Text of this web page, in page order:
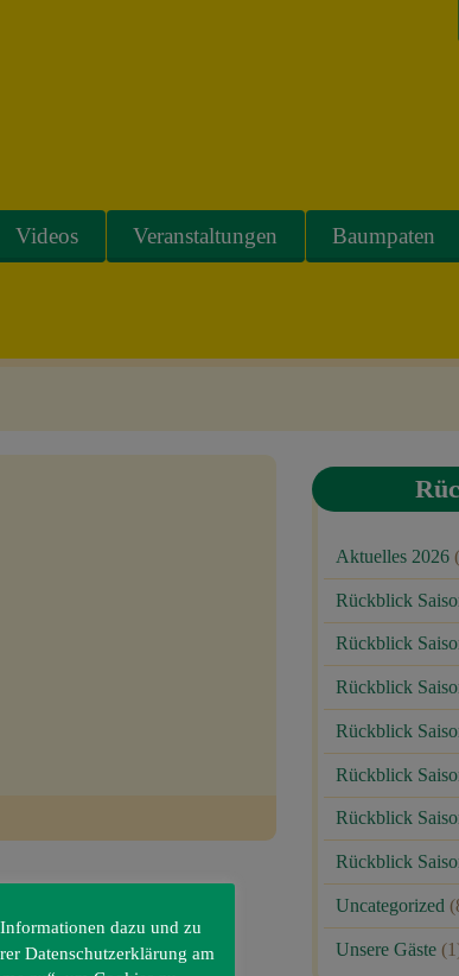
Videos Veranstaltungen Baumpaten
Aktuelles 2026
Rückblick
Rückblick
Rückblick
Rückblick
Rückblick
Rückblick
Rückblick
Uncategorized
Unsere Gäste
dazu und zu
Datenschutzerklärung am